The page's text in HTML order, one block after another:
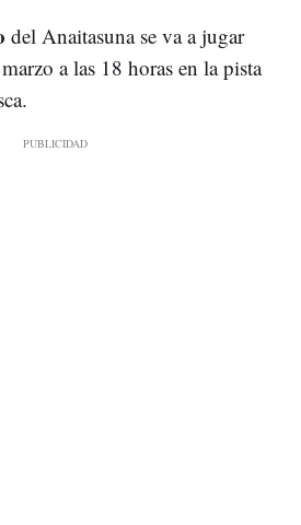
del Anaitasuna se va a jugar
a las 18 horas en la pista